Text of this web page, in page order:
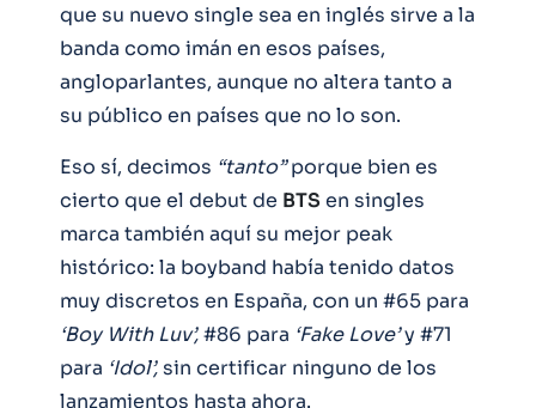
que su nuevo single sea en inglés sirve a la
banda como imán en esos países,
angloparlantes, aunque no altera tanto a
su público en países que no lo son.
Eso sí, decimos “tanto”porque bien es
cierto que el debut de BTS en singles
marca también aquí su mejor peak
histórico: la boyband había tenido datos
muy discretos en España, con un #65 para
‘Boy With Luv’,#86 para ‘Fake Love’y #71
para ‘Idol’,sin certificar ninguno de los
lanzamientos hasta ahora.